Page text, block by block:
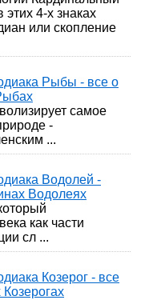
4-х знаках
или скопление
Рыбы - все о
самое
-
...
Водолей -
Водолеях
как части
сл ...
Козерог - все